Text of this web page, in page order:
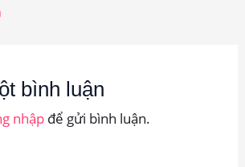
bình luận
nhậpđể gửi bình luận.